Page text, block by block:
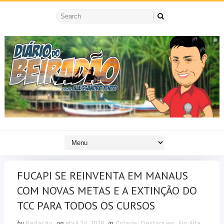
FUCAPI SE REINVENTA EM MANAUS
COM NOVAS METAS E A EXTINÇÃO DO
TCC PARA TODOS OS CURSOS